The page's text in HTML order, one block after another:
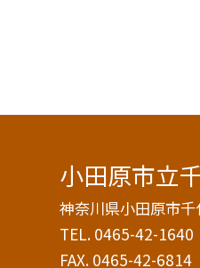
小田原市立
神奈川県小田原市
TEL. 0465-42-1640
FAX. 0465-42-6814